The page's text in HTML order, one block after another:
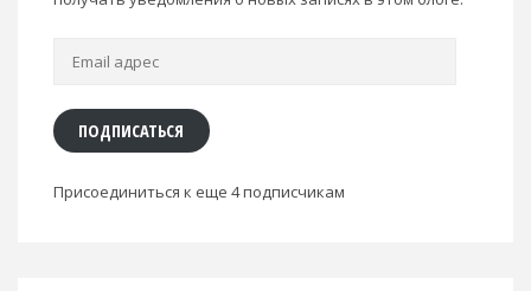
Email
ПОДПИСАТЬСЯ
Присоединиться к еще 4 подписчикам